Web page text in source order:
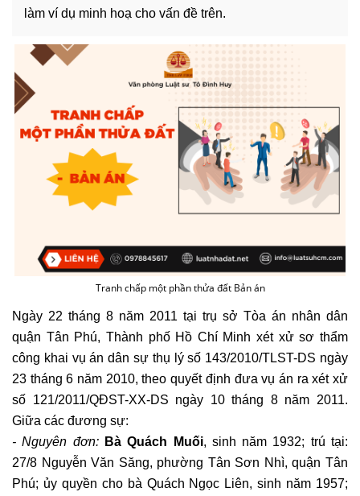
làm ví dụ minh hoạ cho vấn đề trên.
Tranh chấp một phần thửa đất Bản án
Ngày 22 tháng 8 năm 2011 tại trụ sở Tòa án nhân dân
quận Tân Phú, Thành phố Hồ Chí Minh xét xử sơ thẩm
công khai vụ án dân sự thụ lý số 143/2010/TLST-DS ngày
23 tháng 6 năm 2010, theo quyết định đưa vụ án ra xét xử
số 121/2011/QĐST-XX-DS ngày 10 tháng 8 năm 2011.
Giữa các đương sự:
- Nguyên đơn:
Bà Quách Muối, sinh năm 1932; trú tại:
27/8 Nguyễn Văn Săng, phường Tân Sơn Nhì, quận Tân
Phú; ủy quyền cho bà Quách Ngọc Liên, sinh năm 1957;